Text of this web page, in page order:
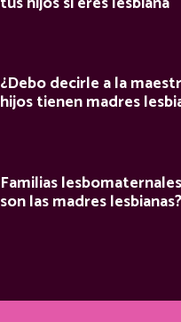
¿Debo decirle a la
hijos tienen madres
Familias
son las madres lesbianas?